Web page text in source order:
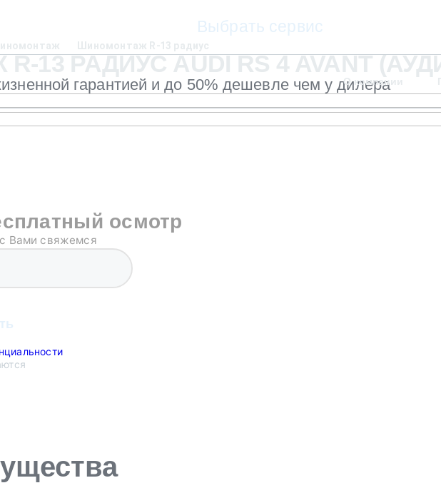
Выбрать сервис
О компании
Шиномонтаж R-13 радиус
13 РАДИУС AUDI RS 4 AVANT
гарантией и до 50% дешевле чем у дилера
осмотр
Вами свяжемся